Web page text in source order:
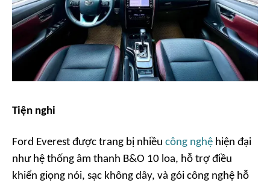
Tiện nghi
Ford Everest được trang bị nhiều công nghệ hiện đại
như hệ thống âm thanh B&O 10 loa, hỗ trợ điều
khiển giọng nói, sạc không dây, và gói công nghệ hỗ